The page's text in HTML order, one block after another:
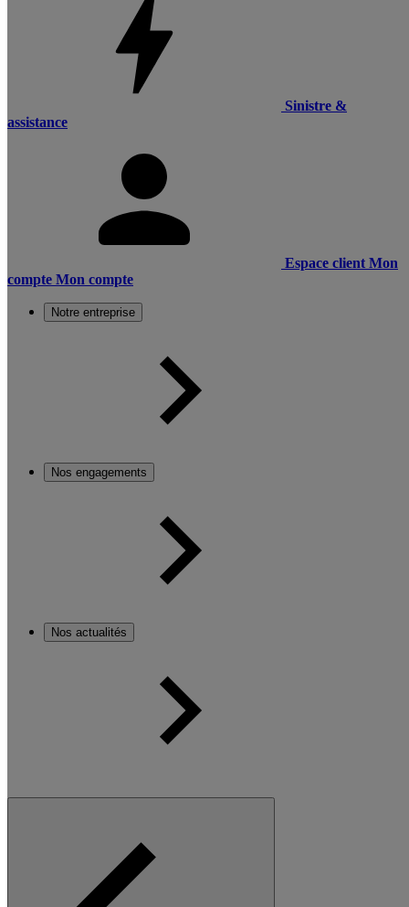
Sinistre &
assistance
Espace client Mon
compte Mon compte
Notre entreprise
Nos engagements
Nos actualités